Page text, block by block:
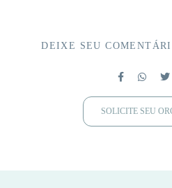
DEIXE SEU
SOLICITE SEU